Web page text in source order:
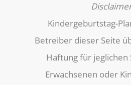
Kindergeburtstag-
Betreiber dieser Seite
Haftung für jeglichen
Erwachsenen oder